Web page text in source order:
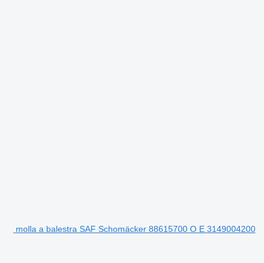
molla a balestra SAF Schomäcker 88615700 O E 3149004200